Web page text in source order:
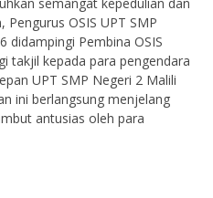
OSIS UPT SMP
didampingi Pembina OSIS
takjil kepada para pengendara
UPT SMP Negeri 2 Malili
ini berlangsung menjelang
antusias oleh para